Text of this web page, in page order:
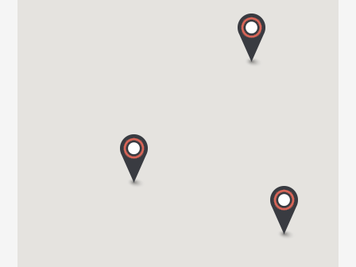
22063 CANTU (Co)
Tel. 0039 031 713636